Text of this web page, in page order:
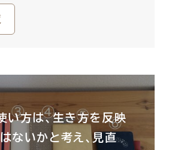
い方は、生き方を反映
ないかと考え、見直